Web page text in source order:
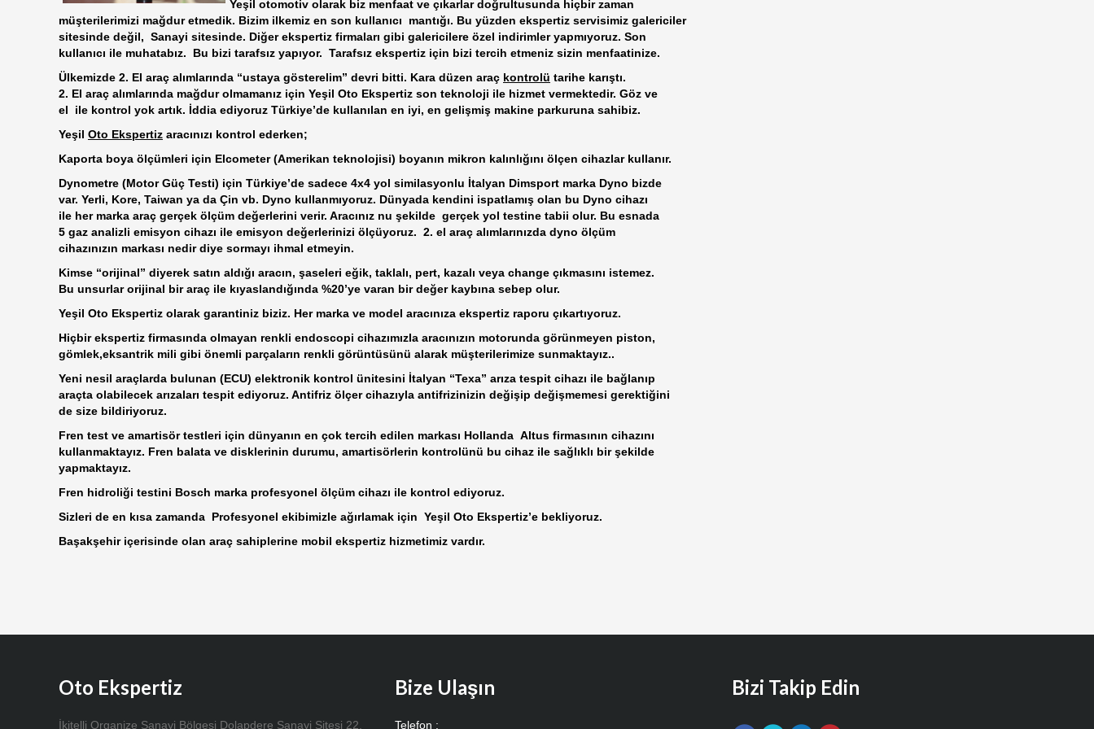
Yeşil otomotiv olarak biz menfaat ve çıkarlar doğrultusunda hiçbir zaman
müşterilerimizi mağdur etmedik. Bizim ilkemiz en son kullanıcı mantığı. Bu yüzden ekspertiz servisimiz galericiler
sitesinde değil, Sanayi sitesinde. Diğer ekspertiz firmaları gibi galericilere özel indirimler yapmıyoruz. Son
kullanıcı ile muhatabız. Bu bizi tarafsız yapıyor. Tarafsız ekspertiz için bizi tercih etmeniz sizin menfaatinize.
Ülkemizde 2. El araç alımlarında “ustaya gösterelim” devri bitti. Kara düzen araç kontrolü tarihe karıştı.
2. El araç alımlarında mağdur olmamanız için Yeşil Oto Ekspertiz son teknoloji ile hizmet vermektedir. Göz ve
el ile kontrol yok artık. İddia ediyoruz Türkiye’de kullanılan en iyi, en gelişmiş makine parkuruna sahibiz.
Yeşil Oto Ekspertiz aracınızı kontrol ederken;
Kaporta boya ölçümleri için Elcometer (Amerikan teknolojisi) boyanın mikron kalınlığını ölçen cihazlar kullanır.
Dynometre (Motor Güç Testi) için Türkiye’de sadece 4x4 yol similasyonlu İtalyan Dimsport marka Dyno bizde
var. Yerli, Kore, Taiwan ya da Çin vb. Dyno kullanmıyoruz. Dünyada kendini ispatlamış olan bu Dyno cihazı
ile her marka araç gerçek ölçüm değerlerini verir. Aracınız nu şekilde gerçek yol testine tabii olur. Bu esnada
5 gaz analizli emisyon cihazı ile emisyon değerlerinizi ölçüyoruz. 2. el araç alımlarınızda dyno ölçüm
cihazınızın markası nedir diye sormayı ihmal etmeyin.
Kimse “orijinal” diyerek satın aldığı aracın, şaseleri eğik, taklalı, pert, kazalı veya change çıkmasını istemez.
Bu unsurlar orijinal bir araç ile kıyaslandığında %20’ye varan bir değer kaybına sebep olur.
Yeşil Oto Ekspertiz olarak garantiniz biziz. Her marka ve model aracınıza ekspertiz raporu çıkartıyoruz.
Hiçbir ekspertiz firmasında olmayan renkli endoscopi cihazımızla aracınızın motorunda görünmeyen piston,
gömlek,eksantrik mili gibi önemli parçaların renkli görüntüsünü alarak müşterilerimize sunmaktayız..
Yeni nesil araçlarda bulunan (ECU) elektronik kontrol ünitesini İtalyan “Texa” arıza tespit cihazı ile bağlanıp
araçta olabilecek arızaları tespit ediyoruz. Antifriz ölçer cihazıyla antifrizinizin değişip değişmemesi gerektiğini
de size bildiriyoruz.
Fren test ve amartisör testleri için dünyanın en çok tercih edilen markası Hollanda Altus firmasının cihazını
kullanmaktayız. Fren balata ve disklerinin durumu, amartisörlerin kontrolünü bu cihaz ile sağlıklı bir şekilde
yapmaktayız.
Fren hidroliği testini Bosch marka profesyonel ölçüm cihazı ile kontrol ediyoruz.
Sizleri de en kısa zamanda Profesyonel ekibimizle ağırlamak için Yeşil Oto Ekspertiz’e bekliyoruz.
Başakşehir içerisinde olan araç sahiplerine mobil ekspertiz hizmetimiz vardır.
Oto Ekspertiz
İkitelli Organize Sanayi Bölgesi Dolapdere Sanayi Sitesi 22.
Bize Ulaşın
Telefon :
Bizi Takip Edin